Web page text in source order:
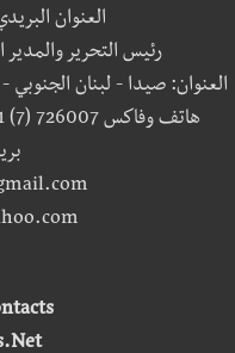
العنوان
رئيس التحرير
العنوان: صيدا - لبنان الجنوبي -
هاتف وفاكس 726007 (7) 00961 - خليوي 226013 (3) 00961